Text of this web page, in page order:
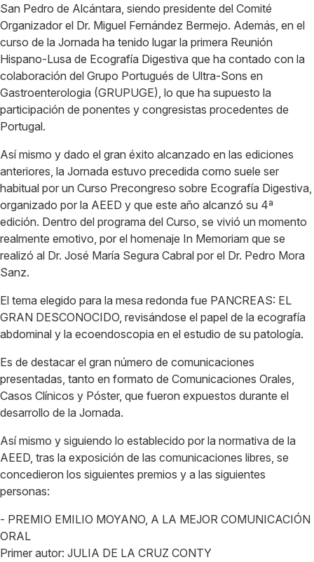
San Pedro de Alcántara, siendo presidente del Comité
Organizador el Dr. Miguel Fernández Bermejo. Además, en el
curso de la Jornada ha tenido lugar la primera Reunión
Hispano-Lusa de Ecografía Digestiva que ha contado con la
colaboración del Grupo Portugués de Ultra-Sons en
Gastroenterologia (GRUPUGE), lo que ha supuesto la
participación de ponentes y congresistas procedentes de
Portugal.
Así mismo y dado el gran éxito alcanzado en las ediciones
anteriores, la Jornada estuvo precedida como suele ser
habitual por un Curso Precongreso sobre Ecografía Digestiva,
organizado por la AEED y que este año alcanzó su 4ª
edición. Dentro del programa del Curso, se vivió un momento
realmente emotivo, por el homenaje In Memoriam que se
realizó al Dr. José María Segura Cabral por el Dr. Pedro Mora
Sanz.
El tema elegido para la mesa redonda fue PANCREAS: EL
GRAN DESCONOCIDO, revisándose el papel de la ecografía
abdominal y la ecoendoscopia en el estudio de su patología.
Es de destacar el gran número de comunicaciones
presentadas, tanto en formato de Comunicaciones Orales,
Casos Clínicos y Póster, que fueron expuestos durante el
desarrollo de la Jornada.
Así mismo y siguiendo lo establecido por la normativa de la
AEED, tras la exposición de las comunicaciones libres, se
concedieron los siguientes premios y a las siguientes
personas:
- PREMIO EMILIO MOYANO, A LA MEJOR COMUNICACIÓN
ORAL
Primer autor: JULIA DE LA CRUZ CONTY